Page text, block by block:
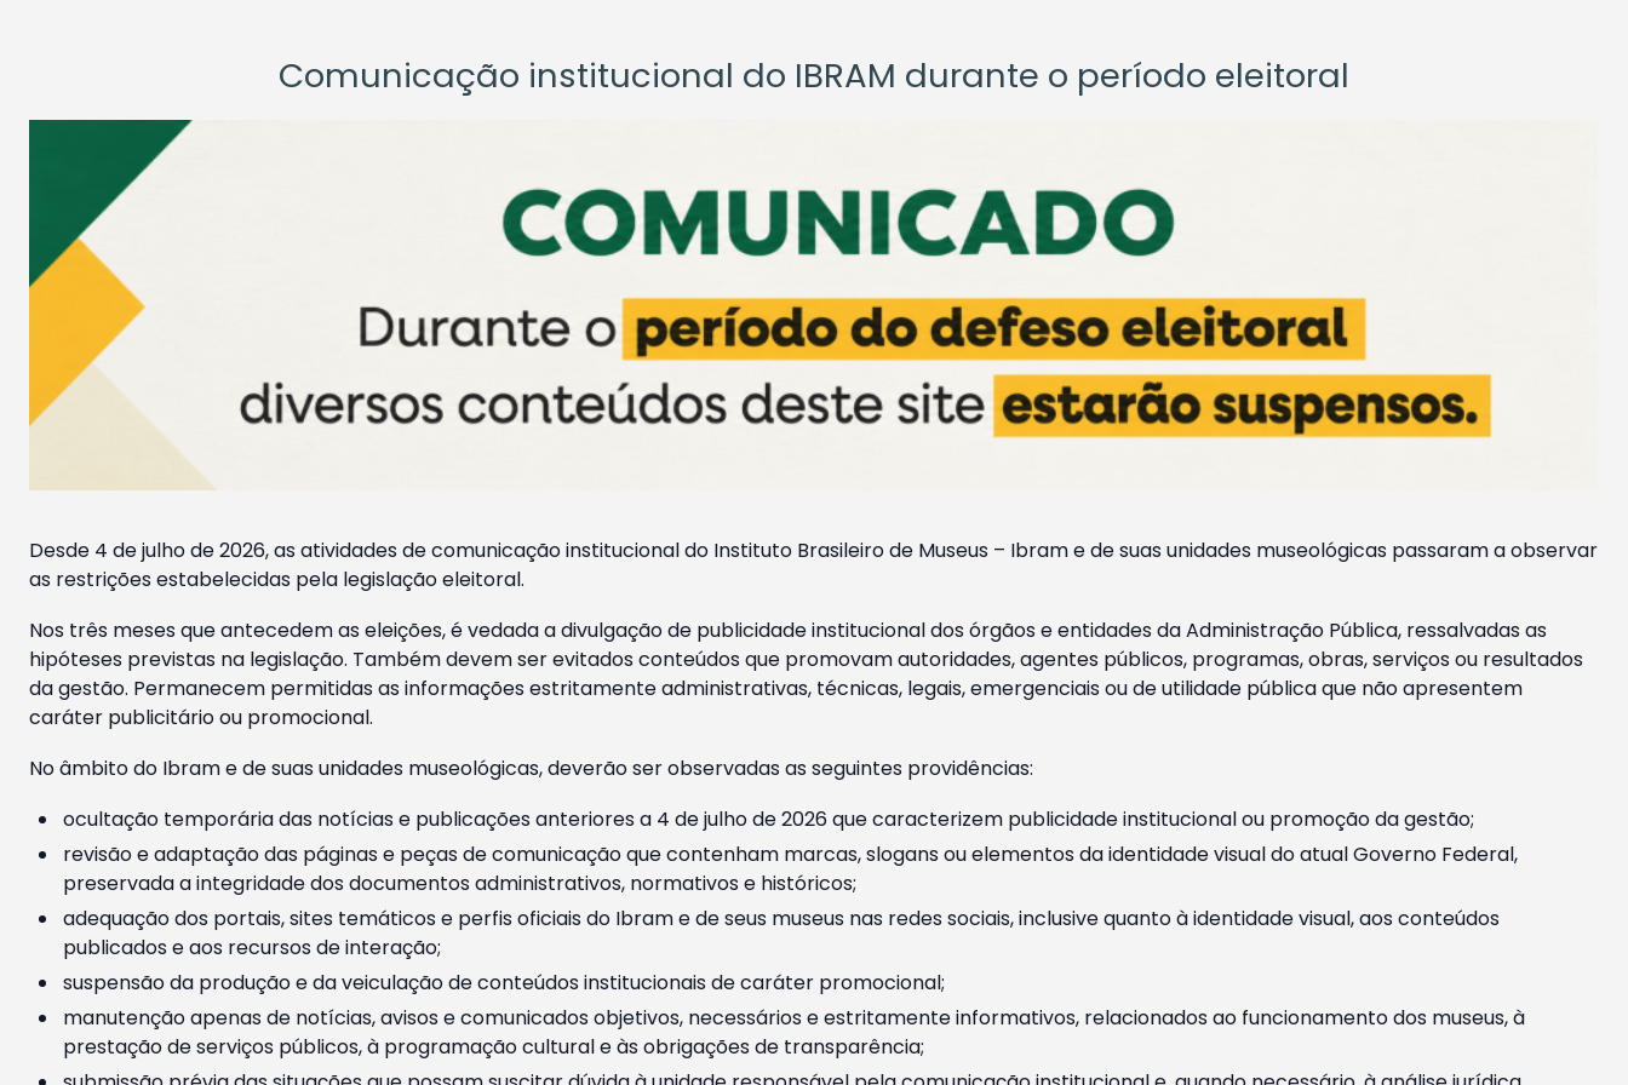
Comunicação institucional do IBRAM durante o período eleitoral
Desde 4 de julho de 2026, as atividades de comunicação institucional do Instituto Brasileiro de Museus – Ibram e de suas unidades museológicas passaram a observar
as restrições estabelecidas pela legislação eleitoral.
Nos três meses que antecedem as eleições, é vedada a divulgação de publicidade institucional dos órgãos e entidades da Administração Pública, ressalvadas as
hipóteses previstas na legislação. Também devem ser evitados conteúdos que promovam autoridades, agentes públicos, programas, obras, serviços ou resultados
da gestão. Permanecem permitidas as informações estritamente administrativas, técnicas, legais, emergenciais ou de utilidade pública que não apresentem
caráter publicitário ou promocional.
No âmbito do Ibram e de suas unidades museológicas, deverão ser observadas as seguintes providências:
ocultação temporária das notícias e publicações anteriores a 4 de julho de 2026 que caracterizem publicidade institucional ou promoção da gestão;
revisão e adaptação das páginas e peças de comunicação que contenham marcas, slogans ou elementos da identidade visual do atual Governo Federal,
preservada a integridade dos documentos administrativos, normativos e históricos;
adequação dos portais, sites temáticos e perfis oficiais do Ibram e de seus museus nas redes sociais, inclusive quanto à identidade visual, aos conteúdos
publicados e aos recursos de interação;
suspensão da produção e da veiculação de conteúdos institucionais de caráter promocional;
manutenção apenas de notícias, avisos e comunicados objetivos, necessários e estritamente informativos, relacionados ao funcionamento dos museus, à
prestação de serviços públicos, à programação cultural e às obrigações de transparência;